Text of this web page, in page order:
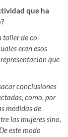
que ha
taller de co-
eran esos
que
conclusiones
como, por
medidas de
las mujeres sino,
este modo